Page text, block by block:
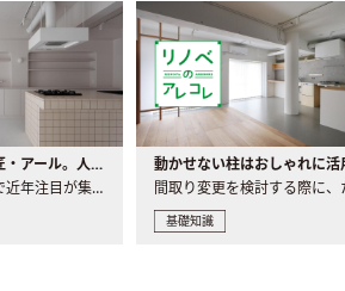
大注目の建築意匠・アール。人気の理由と空間に取り入れるポイント
リノベーションで近年注目が集まる建築意匠の一つであるアール..
基礎知識